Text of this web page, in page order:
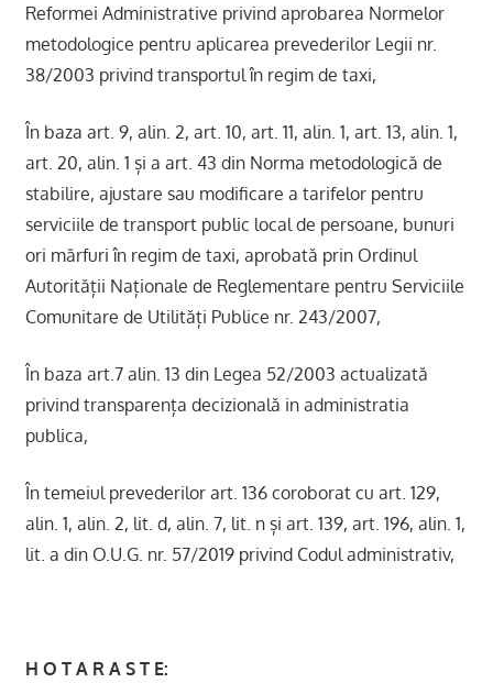
Reformei Administrative privind aprobarea Normelor
metodologice pentru aplicarea prevederilor Legii nr.
38/2003 privind transportul în regim de taxi,
În baza art. 9, alin. 2, art. 10, art. 11, alin. 1, art. 13, alin. 1,
art. 20, alin. 1 și a art. 43 din Norma metodologică de
stabilire, ajustare sau modificare a tarifelor pentru
serviciile de transport public local de persoane, bunuri
ori mărfuri în regim de taxi, aprobată prin Ordinul
Autorității Naționale de Reglementare pentru Serviciile
Comunitare de Utilități Publice nr. 243/2007,
În baza art.7 alin. 13 din Legea 52/2003 actualizată
privind transparența decizională in administratia
publica,
În temeiul prevederilor art. 136 coroborat cu art. 129,
alin. 1, alin. 2, lit. d, alin. 7, lit. n și art. 139, art. 196, alin. 1,
lit. a din O.U.G. nr. 57/2019 privind Codul administrativ,
H O T A R A S T E: